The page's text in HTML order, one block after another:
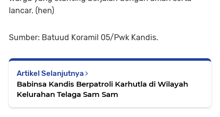
lancar. (hen)
Sumber: Batuud Koramil 05/Pwk Kandis.
Artikel Selanjutnya
Babinsa Kandis Berpatroli Karhutla di Wilayah
Kelurahan Telaga Sam Sam